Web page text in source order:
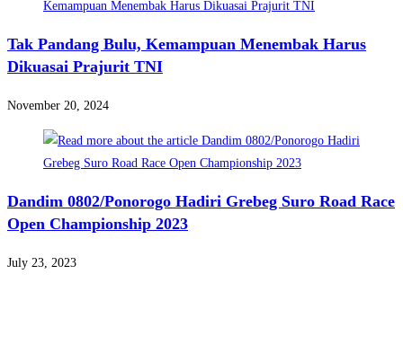
Tak Pandang Bulu, Kemampuan Menembak Harus
Dikuasai Prajurit TNI
November 20, 2024
Dandim 0802/Ponorogo Hadiri Grebeg Suro Road Race
Open Championship 2023
July 23, 2023